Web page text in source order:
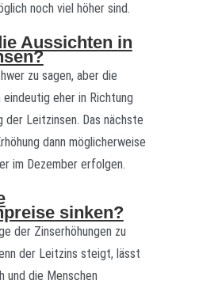
noch viel höher sind.
Aussichten in
zu sagen, aber die
eher in Richtung
der Leitzinsen. Das nächste
dann möglicherweise
im Dezember erfolgen.
sinken?
der Zinserhöhungen zu
der Leitzins steigt, lässt
und die Menschen